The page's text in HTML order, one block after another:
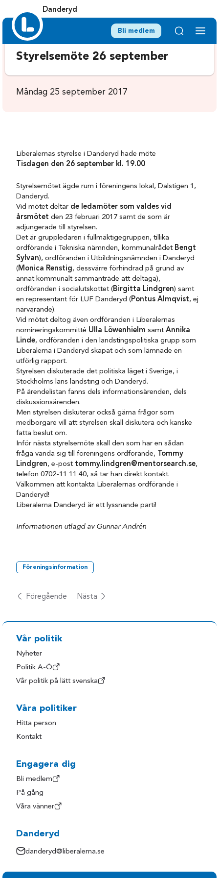
Danderyd
Bli medlem
Styrelsemöte 26 september
Måndag 25 september 2017
Liberalernas styrelse i Danderyd hade möte
Tisdagen den 26 september kl. 19.00
Styrelsemötet ägde rum i föreningens lokal, Dalstigen 1,
Danderyd.
Vid mötet deltar de ledamöter som valdes vid
årsmötet den 23 februari 2017 samt de som är
adjungerade till styrelsen.
Det är gruppledaren i fullmäktigegruppen, tillika
ordförande i Tekniska nämnden, kommunalrådetBengt
Sylvan), ordföranden i Utbildningsnämnden i Danderyd
( Monica Renstig, dessvärre förhindrad på grund av
annat kommunalt sammanträde att deltaga),
ordföranden i socialutskottet (Birgitta Lindgren) samt
en representant för LUF Danderyd (Pontus Almqvist, ej
närvarande).
Vid mötet deltog även ordföranden i Liberalernas
nomineringskommitté Ulla Löwenhielm samtAnnika
Linde, ordföranden i den landstingspolitiska grupp som
Liberalerna i Danderyd skapat och som lämnade en
utförlig rapport.
Styrelsen diskuterade det politiska läget i Sverige, i
Stockholms läns landsting och Danderyd.
På ärendelistan fanns dels informationsärenden, dels
diskussionsärenden.
Men styrelsen diskuterar också gärna frågor som
medborgare vill att styrelsen skall diskutera och kanske
fatta beslut om.
Inför nästa styrelsemöte skall den som har en sådan
fråga vända sig till föreningens ordförande, Tommy
Lindgren, e-post tommy.lindgren@mentorsearch.se,
telefon 0702-11 11 40, så tar han direkt kontakt.
Välkommen att kontakta Liberalernas ordförande i
Danderyd!
Liberalerna Danderyd är ett lyssnande parti!
Informationen utlagd av Gunnar Andrén
Föreningsinformation
Föregående Nästa
Vår politik
Nyheter
Politik A-Ö
Vår politik på lätt svenska
Våra politiker
Hitta person
Kontakt
Engagera dig
Bli medlem
På gång
Våra vänner
Danderyd
danderyd@liberalerna.se